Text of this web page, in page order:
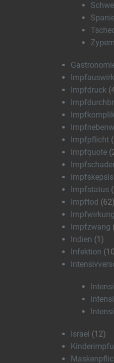
Zypern
Impfdruck
Impfpflicht
Impfquote
Impfskepsis
Impfstatus
Impftod (62)
Impfwirkung
Impfzwang
Indien (1)
Infektion
Israel (12)